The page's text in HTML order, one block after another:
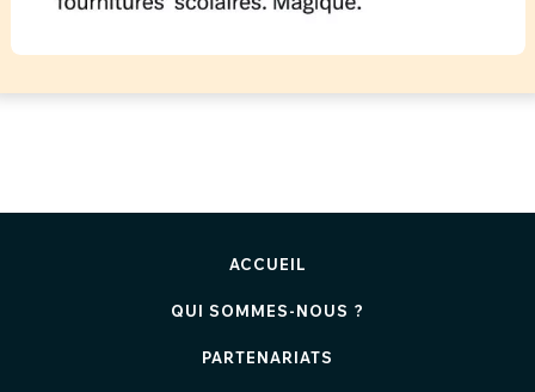
ACCUEIL
QUI SOMMES-NOUS ?
PARTENARIATS